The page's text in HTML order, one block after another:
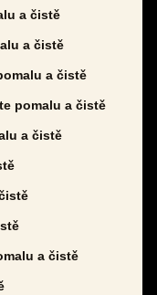
a čistě
a čistě
a čistě
pomalu a čistě
a čistě
a čistě